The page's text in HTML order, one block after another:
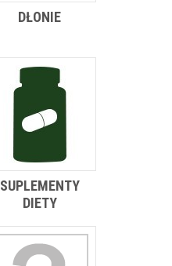
DŁONIE
SUPLEMENTY
DIETY